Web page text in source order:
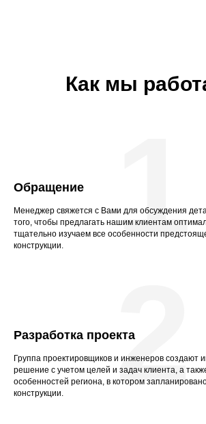
Как мы
Обращение
Менеджер свяжется с Вами для обсуждения
того, чтобы предлагать нашим клиентам
тщательно изучаем все особенности
конструкции.
1
Разработка проекта
Группа проектировщиков и инженеров создают
решение с учетом целей и задач клиента, а
особенностей региона, в котором
конструкции.
2